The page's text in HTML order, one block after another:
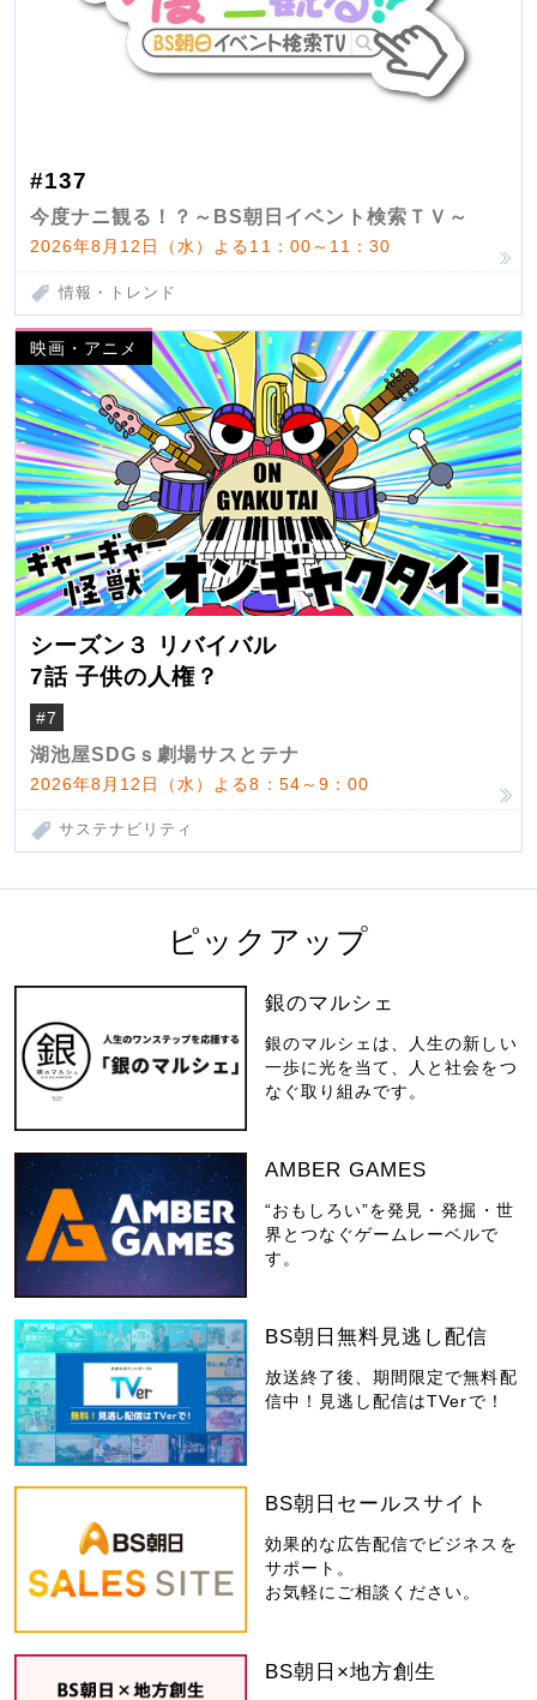
#137
今度ナニ観る！？～BS朝日イベント検索ＴＶ～
2026年8月12日（水）よる11：00～11：30
情報・トレンド
映画・アニメ
シーズン３ リバイバル
7話 子供の人権？
#7
湖池屋SDGｓ劇場サスとテナ
2026年8月12日（水）よる8：54～9：00
サステナビリティ
ピックアップ
銀のマルシェ
銀のマルシェは、人生の新しい
一歩に光を当て、人と社会をつ
なぐ取り組みです。
AMBER GAMES
“おもしろい”を発見・発掘・世
界とつなぐゲームレーベルで
す。
BS朝日無料見逃し配信
放送終了後、期間限定で無料配
信中！見逃し配信はTVerで！
BS朝日セールスサイト
効果的な広告配信でビジネスを
サポート。
お気軽にご相談ください。
BS朝日×地方創生